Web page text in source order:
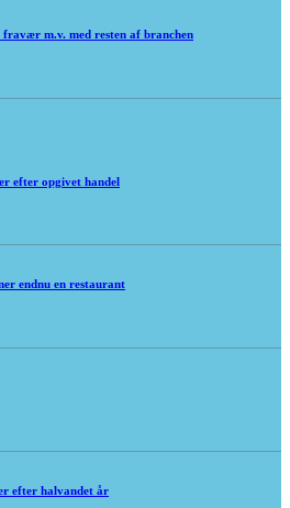
fravær m.v. med resten af branchen
efter opgivet handel
endnu en restaurant
efter halvandet år